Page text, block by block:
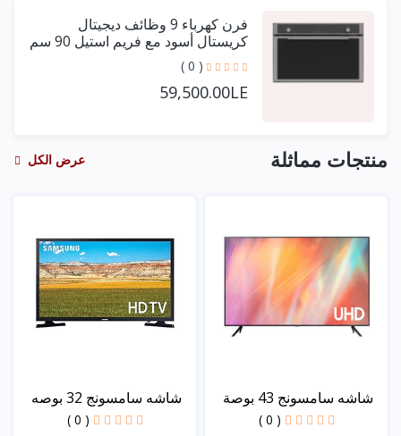
فرن كهرباء 9 وظائف ديجيتال
كريستال أسود مع فريم استيل 90 سم
+ مروحتين توزيع
( 0 )
59,500.00LE
منتجات مماثلة عرض الكل
شاشه سامسونج 43 بوصة
( 0 )
شاشه سامسونج 32 بوصه
( 0 )